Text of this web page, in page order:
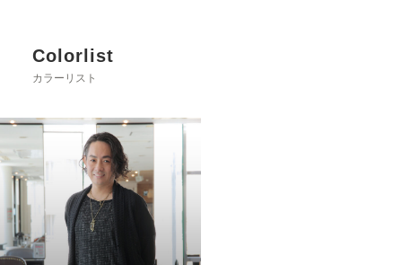
Colorlist
カラーリスト